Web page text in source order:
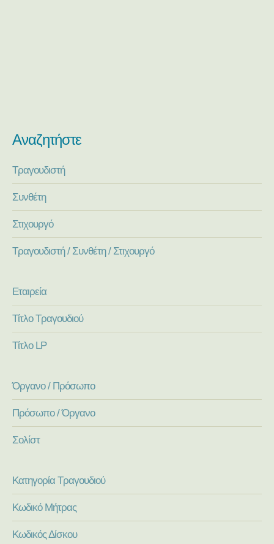
Αναζητήστε
Τραγουδιστή
Συνθέτη
Στιχουργό
Τραγουδιστή / Συνθέτη / Στιχουργό
Εταιρεία
Τίτλο Τραγουδιού
Τίτλο LP
Όργανο / Πρόσωπο
Πρόσωπο / Όργανο
Σολίστ
Κατηγορία Τραγουδιού
Κωδικό Μήτρας
Κωδικός Δίσκου